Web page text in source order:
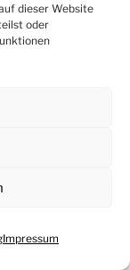
dieser Website
oder
Impressum
– Blog